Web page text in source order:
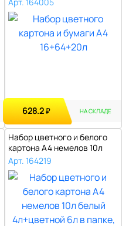
628.2₽ НА СКЛАДЕ
Набор цветного и белого
картона А4 немелов 10л
белый 4л..
Арт. 164219